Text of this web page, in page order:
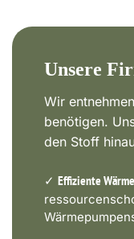
Unsere
Wir
benötigen.
den Stoff
✓ Effiziente